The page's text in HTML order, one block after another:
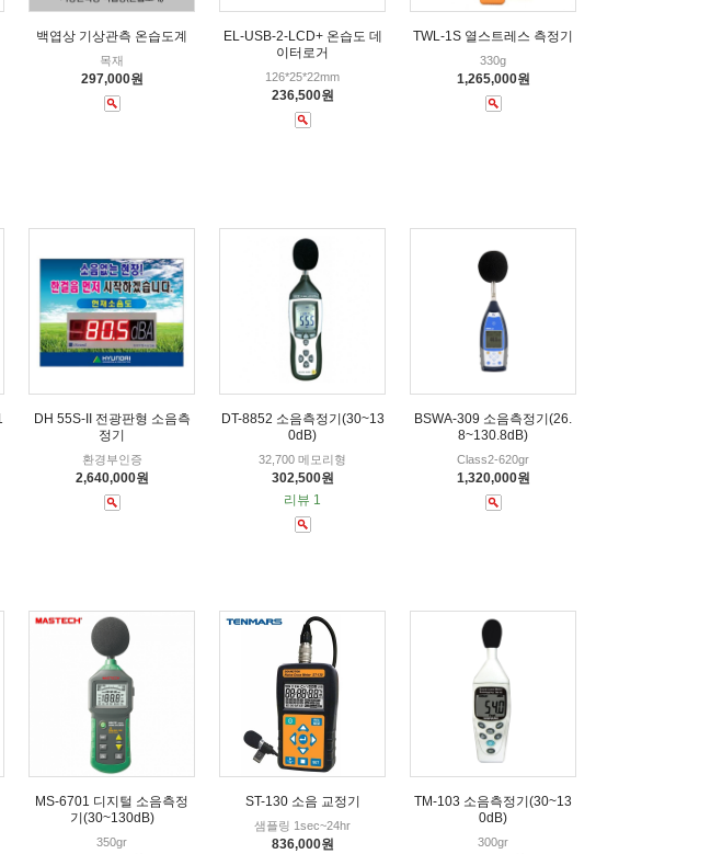
백엽상 기상관측 온습도계
목재
297,000원
EL-USB-2-LCD+ 온습도 데
이터로거
126*25*22mm
236,500원
TWL-1S 열스트레스 측정기
330g
1,265,000원
DH 55S-II 전광판형 소음측
정기
환경부인증
2,640,000원
DT-8852 소음측정기(30~13
0dB)
32,700 메모리형
302,500원
리뷰 1
BSWA-309 소음측정기(26.
8~130.8dB)
Class2-620gr
1,320,000원
MS-6701 디지털 소음측정
기(30~130dB)
350gr
ST-130 소음 교정기
샘플링 1sec~24hr
836,000원
TM-103 소음측정기(30~13
0dB)
300gr